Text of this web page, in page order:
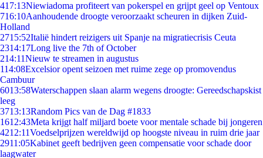
417:13Niewiadoma profiteert van pokerspel en grijpt geel op Ventoux
716:10Aanhoudende droogte veroorzaakt scheuren in dijken Zuid-
Holland
2715:52Italië hindert reizigers uit Spanje na migratiecrisis Ceuta
2314:17Long live the 7th of October
214:11Nieuw te streamen in augustus
114:08Excelsior opent seizoen met ruime zege op promovendus
Cambuur
6013:58Waterschappen slaan alarm wegens droogte: Gereedschapskist
leeg
3713:13Random Pics van de Dag #1833
1612:43Meta krijgt half miljard boete voor mentale schade bij jongeren
4212:11Voedselprijzen wereldwijd op hoogste niveau in ruim drie jaar
2911:05Kabinet geeft bedrijven geen compensatie voor schade door
laagwater